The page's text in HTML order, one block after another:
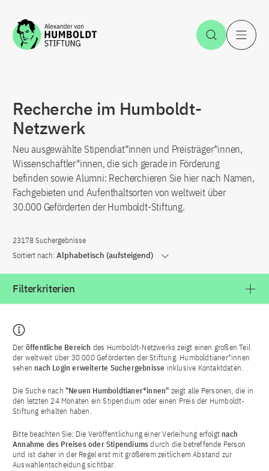
Zum Inhalt springen Suche
Recherche im Humboldt-
Netzwerk
Neu ausgewählte Stipendiat*innen und Preisträger*innen,
Wissenschaftler*innen, die sich gerade in Förderung
befinden sowie Alumni: Recherchieren Sie hier nach Namen,
Fachgebieten und Aufenthaltsorten von weltweit über
30.000 Geförderten der Humboldt-Stiftung.
23178 Suchergebnisse
Sortiert nach: Alphabetisch (aufsteigend)
Filterkriterien
Der öffentliche Bereich des Humboldt-Netzwerks zeigt einen großen Teil
der weltweit über 30.000 Geförderten der Stiftung. Humboldtianer*innen
sehen nach Login erweiterte Suchergebnisse inklusive Kontaktdaten.
Die Suche nach "Neuen Humboldtianer*innen" zeigt alle Personen, die in
den letzten 24 Monaten ein Stipendium oder einen Preis der Humboldt-
Stiftung erhalten haben.
Bitte beachten Sie: Die Veröffentlichung einer Verleihung erfolgt nach
Annahme des Preises oder Stipendiumsdurch die betreffende Person
und ist daher in der Regel erst mit größerem zeitlichem Abstand zur
Auswahlentscheidung sichtbar.